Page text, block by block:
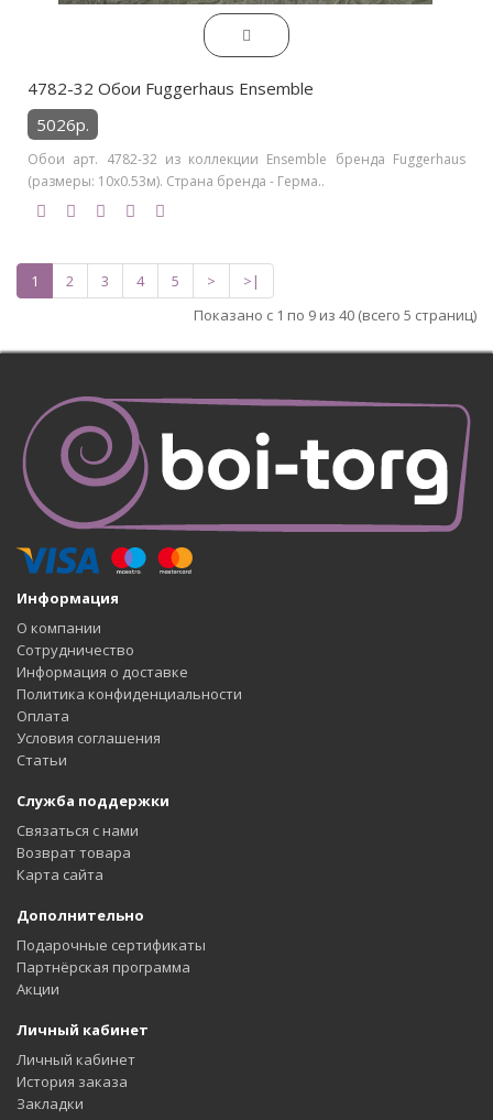
4782-32 Обои Fuggerhaus Ensemble
5026р.
Обои арт. 4782-32 из коллекции Ensemble бренда Fuggerhaus
(размеры: 10х0.53м). Страна бренда - Герма..
1 2 3 4 5 >
>|
Показано с 1 по 9 из 40 (всего 5 страниц)
Информация
О компании
Сотрудничество
Информация о доставке
Политика конфиденциальности
Оплата
Условия соглашения
Статьи
Служба поддержки
Связаться с нами
Возврат товара
Карта сайта
Дополнительно
Подарочные сертификаты
Партнёрская программа
Акции
Личный кабинет
Личный кабинет
История заказа
Закладки